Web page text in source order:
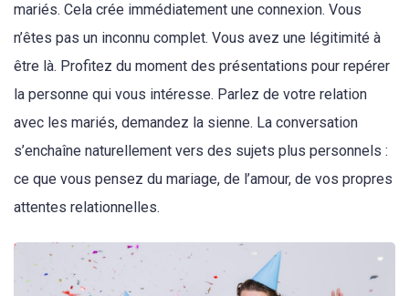
mariés. Cela crée immédiatement une connexion. Vous
n’êtes pas un inconnu complet. Vous avez une légitimité à
être là. Profitez du moment des présentations pour repérer
la personne qui vous intéresse. Parlez de votre relation
avec les mariés, demandez la sienne. La conversation
s’enchaîne naturellement vers des sujets plus personnels :
ce que vous pensez du mariage, de l’amour, de vos propres
attentes relationnelles.